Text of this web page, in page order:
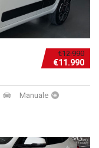
€12.990
€11.990
Manuale